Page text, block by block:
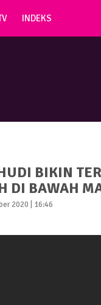
INDEKS
BIKIN
DI BAWAH
2020 | 16:46